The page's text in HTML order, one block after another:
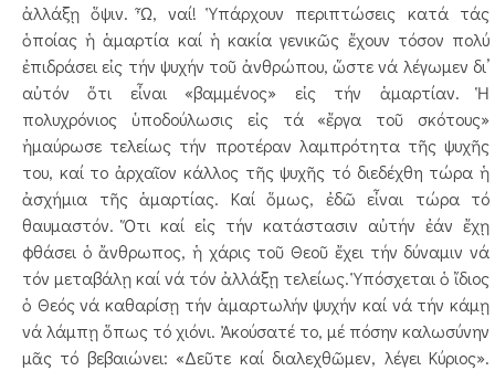
ἀλλάξῃ ὅψιν. Ὦ, ναί! Ὑπάρχουν περιπτώσεις κατά τάς
ὁποίας ἡ ἁμαρτία καί ἡ κακία γενικῶς ἔχουν τόσον πολύ
ἐπιδράσει εἰς τήν ψυχήν τοῦ ἀνθρώπου, ὥστε νά λέγωμεν δι’
αὐτόν ὅτι εἶναι «βαμμένος» εἰς τήν ἁμαρτίαν. Ἡ
πολυχρόνιος ὑποδούλωσις εἰς τά «ἔργα τοῦ σκότους»
ἠμαύρωσε τελείως τήν προτέραν λαμπρότητα τῆς ψυχῆς
του, καί το ἀρχαῖον κάλλος τῆς ψυχῆς τό διεδέχθη τώρα ἡ
ἀσχήμια τῆς ἁμαρτίας. Καί ὅμως, ἐδῶ εἶναι τώρα τό
θαυμαστόν. Ὅτι καί εἰς τήν κατάστασιν αὐτήν ἐάν ἔχῃ
φθάσει ὁ ἄνθρωπος, ἡ χάρις τοῦ Θεοῦ ἔχει τήν δύναμιν νά
τόν μεταβάλῃ καί νά τόν ἀλλάξῃ τελείως. Ὑπόσχεται ὁ ἴδιος
ὁ Θεός νά καθαρίσῃ τήν ἁμαρτωλήν ψυχήν καί νά τήν κάμῃ
νά λάμπῃ ὅπως τό χιόνι. Ἀκούσατέ το, μέ πόσην καλωσύνην
μᾶς τό βεβαιώνει: «Δεῦτε καί διαλεχθῶμεν, λέγει Κύριος».